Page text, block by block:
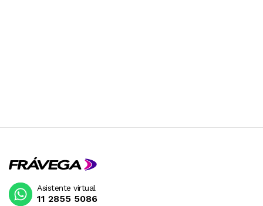
Asistente virtual
11 2855 5086